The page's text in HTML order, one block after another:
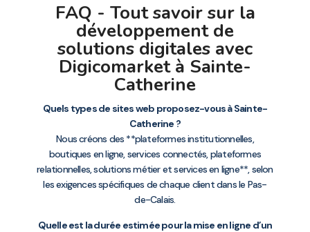
FAQ - Tout savoir sur la
développement de
solutions digitales avec
Digicomarket à Sainte-
Catherine
Quels types de sites web proposez-vous à Sainte-
Catherine ?
Nous créons des **plateformes institutionnelles,
boutiques en ligne, services connectés, plateformes
relationnelles, solutions métier et services en ligne**, selon
les exigences spécifiques de chaque client dans le Pas-
de-Calais.
Quelle est la durée estimée pour la mise en ligne d’un